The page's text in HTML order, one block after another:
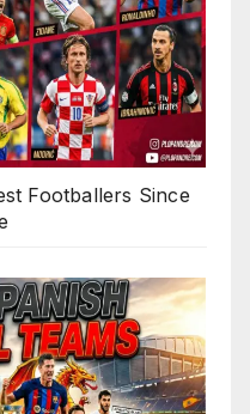
Footballers Since